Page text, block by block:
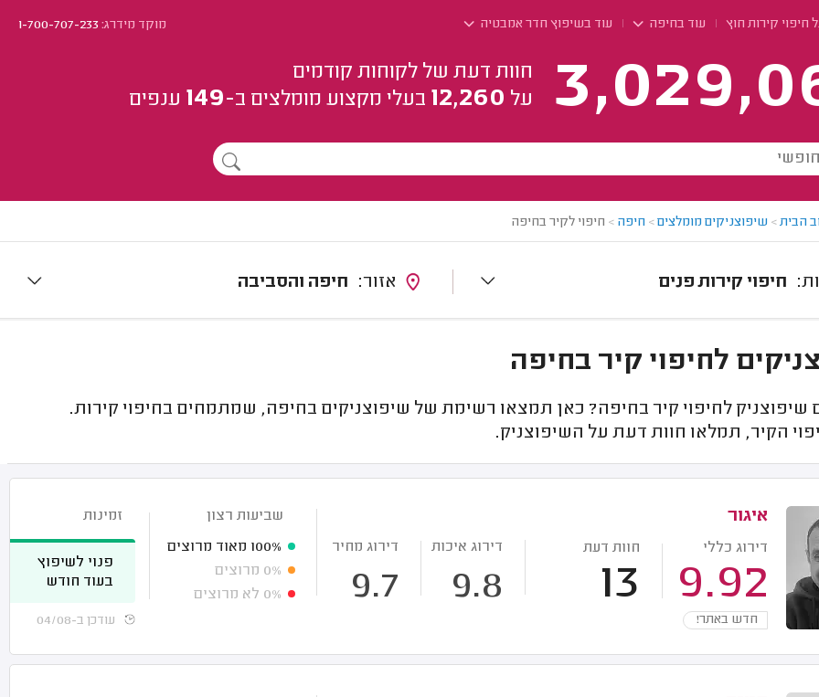
חיפוי קירות חוץ עוד בחיפה עוד בשיפוץ חדר אמבטיה מוקד מידרג:1-700-707-233
חוות דעת של לקוחות קודמים
על 12,260 בעלי מקצוע מומלצים ב-149 ענפים
הבית> שיפוצניקים מומלצים> חיפה > חיפוי לקיר בחיפה
חיפוי קירות פנים חיפה והסביבה
לחיפוי קיר בחיפה
לחיפוי קיר בחיפה? כאן תמצאו רשימת של שיפוצניקים בחיפה, שמתמחים בחיפוי קירות.
הקיר, תמלאו חוות דעת על השיפוצניק.
איגור
דירוג כללי
9.92
חוות דעת
13
דירוג איכות
9.8
דירוג מחיר
9.7
חדש באתר!
שביעות רצון
100% מאוד מרוצים
0% מרוצים
0% לא מרוצים
זמינות
פנוי לשיפוץ
בעוד חודש
עודכן ב-04/08